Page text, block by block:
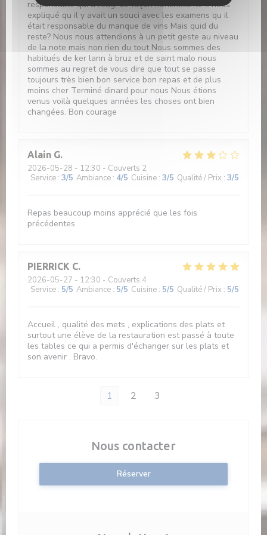
responsable qui a réagi de façon nonchalante il nous
expliqué qu il y avait un souci avec les examens qu il
était responsable du manque de vins Mais quid du
reste? Nous nous attendions à un petit geste au niveau
de la note mais non rien du tout Nous sommes des
habitués de ker lann à bruz et de saint malo nous
sommes au regret de vous dire que tout se passe
toujours très bien bon service bon repas et de plus
moins cher Terminé dinard pour nous Nous étions
venus voilà quelques années les choses ont bien
changées. Bon courage
Alain G
2026-05-28 - 12:30 - Couverts 2
Service : 3/5 Ambiance : 4/5 Cuisine : 3/5 Qualité / Prix : 3/5
Repas beaucoup moins apprécié que les fois
précédentes
PIERRICK C
2026-05-27 - 12:30 - Couverts 4
Service : 5/5 Ambiance : 5/5 Cuisine : 5/5 Qualité / Prix : 5/5
Accueil , qualité des mets , explications des plats et
surtout une élève de la restauration est passé à toute
les tables ce qui a permis d'échanger sur les plats et
son avenir . Bravo.
1 2 3
Nous contacter
Réserver